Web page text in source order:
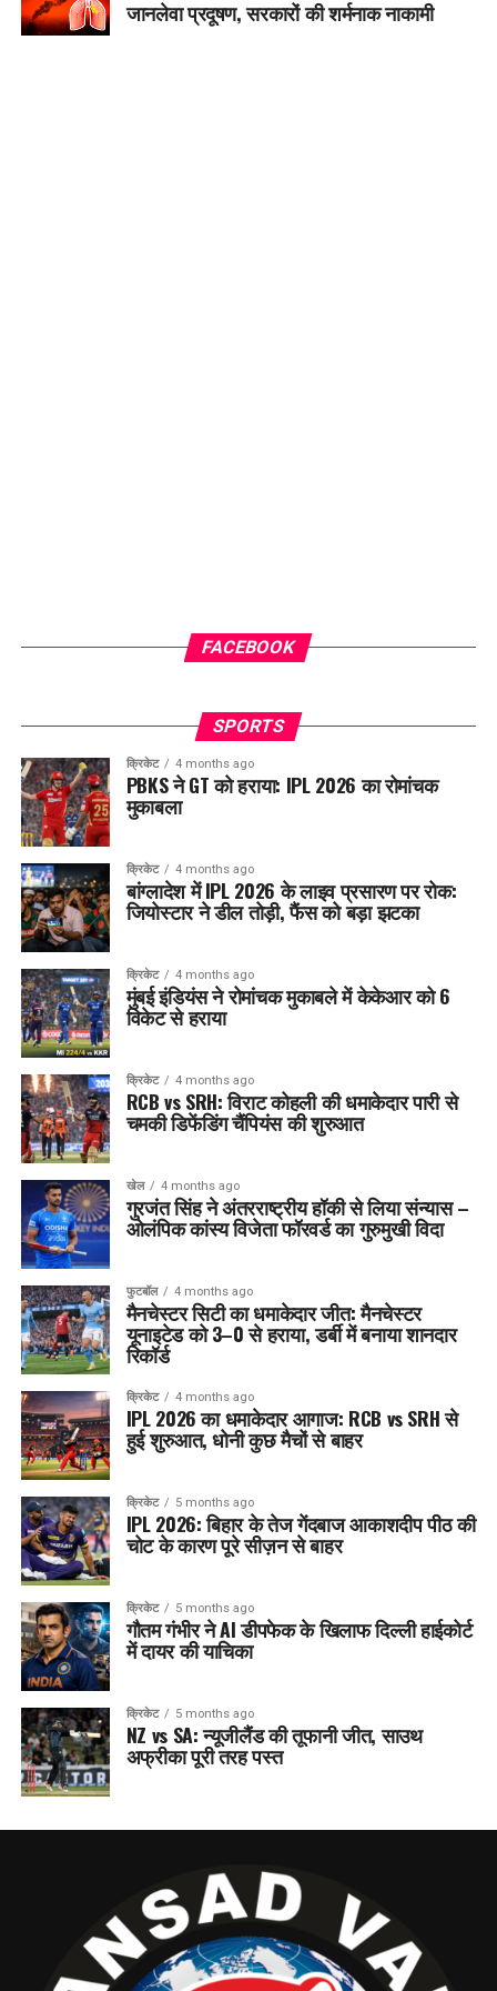
जानलेवा प्रदूषण, सरकारों की शर्मनाक नाकामी
FACEBOOK
SPORTS
क्रिकेट 4 months ago
PBKS ने GT को हराया: IPL 2026 का रोमांचक
मुकाबला
क्रिकेट 4 months ago
बांग्लादेश में IPL 2026 के लाइव प्रसारण पर रोक:
जियोस्टार ने डील तोड़ी, फैंस को बड़ा झटका
क्रिकेट 4 months ago
मुंबई इंडियंस ने रोमांचक मुकाबले में केकेआर को 6
विकेट से हराया
क्रिकेट 4 months ago
RCB vs SRH: विराट कोहली की धमाकेदार पारी से
चमकी डिफेंडिंग चैंपियंस की शुरुआत
खेल 4 months ago
गुरजंत सिंह ने अंतरराष्ट्रीय हॉकी से लिया संन्यास –
ओलंपिक कांस्य विजेता फॉरवर्ड का गुरुमुखी विदा
फुटबॉल 4 months ago
मैनचेस्टर सिटी का धमाकेदार जीत: मैनचेस्टर
यूनाइटेड को 3–0 से हराया, डर्बी में बनाया शानदार
रिकॉर्ड
क्रिकेट 4 months ago
IPL 2026 का धमाकेदार आगाज: RCB vs SRH से
हुई शुरुआत, धोनी कुछ मैचों से बाहर
क्रिकेट 5 months ago
IPL 2026: बिहार के तेज गेंदबाज आकाशदीप पीठ की
चोट के कारण पूरे सीज़न से बाहर
क्रिकेट 5 months ago
गौतम गंभीर ने AI डीपफेक के खिलाफ दिल्ली हाईकोर्ट
में दायर की याचिका
क्रिकेट 5 months ago
NZ vs SA: न्यूजीलैंड की तूफानी जीत, साउथ
अफ्रीका पूरी तरह पस्त